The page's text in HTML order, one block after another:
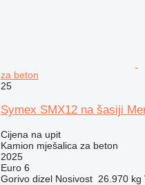
za beton
25
Symex SMX12 na šasiji
Cijena na upit
Kamion mješalica za beton
2025
Euro 6
Gorivo dizel Nosivost 26.970 kg